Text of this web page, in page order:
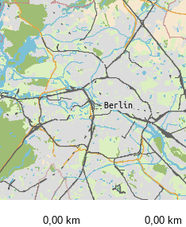
0,00 km 0,00 km